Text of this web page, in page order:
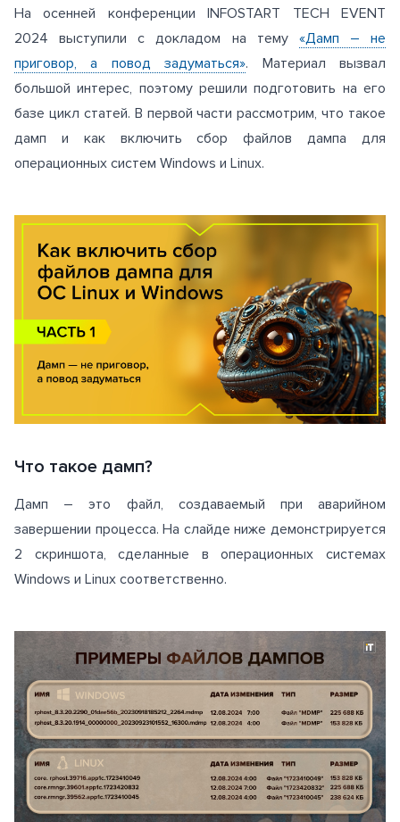
На осенней конференции INFOSTART TECH EVENT
2024 выступили с докладом на тему «Дамп – не
приговор, а повод задуматься». Материал вызвал
большой интерес, поэтому решили подготовить на его
базе цикл статей. В первой части рассмотрим, что такое
дамп и как включить сбор файлов дампа для
операционных систем Windows и Linux.
Что такое дамп?
Дамп – это файл, создаваемый при аварийном
завершении процесса. На слайде ниже демонстрируется
2 скриншота, сделанные в операционных системах
Windows и Linux соответственно.